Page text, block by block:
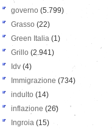
governo (5.799)
Grasso (22)
Green Italia (1)
Grillo (2.941)
Idv (4)
Immigrazione (734)
indulto (14)
inflazione (26)
Ingroia (15)